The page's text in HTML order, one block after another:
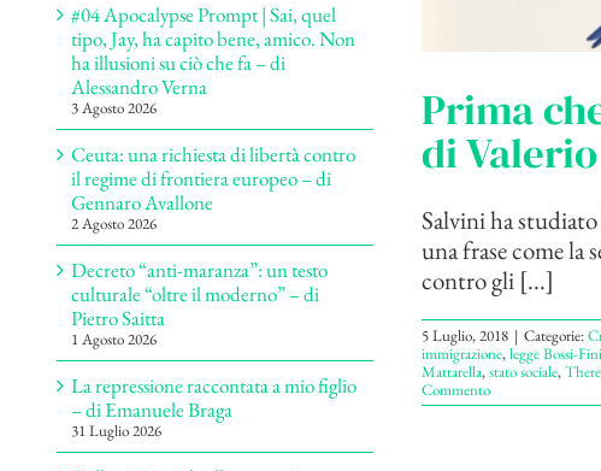
Prima
di
Salvini ha
una frase come
contro gli [...]
5 Luglio, 2018 | Categorie:
immigrazione,legge Bossi-Fini
Mattarella,stato sociale,
Commento
#04 Apocalypse Prompt | Sai, quel
tipo, Jay, ha capito bene, amico. Non
ha illusioni su ciò che fa – di
Alessandro Verna
3 Agosto 2026
Ceuta: una richiesta di libertà contro
il regime di frontiera europeo – di
Gennaro Avallone
2 Agosto 2026
Decreto “anti-maranza”: un testo
culturale “oltre il moderno” – di
Pietro Saitta
1 Agosto 2026
La repressione raccontata a mio figlio
– di Emanuele Braga
31 Luglio 2026